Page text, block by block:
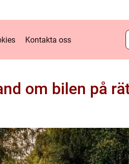
Kontakta oss
om bilen på